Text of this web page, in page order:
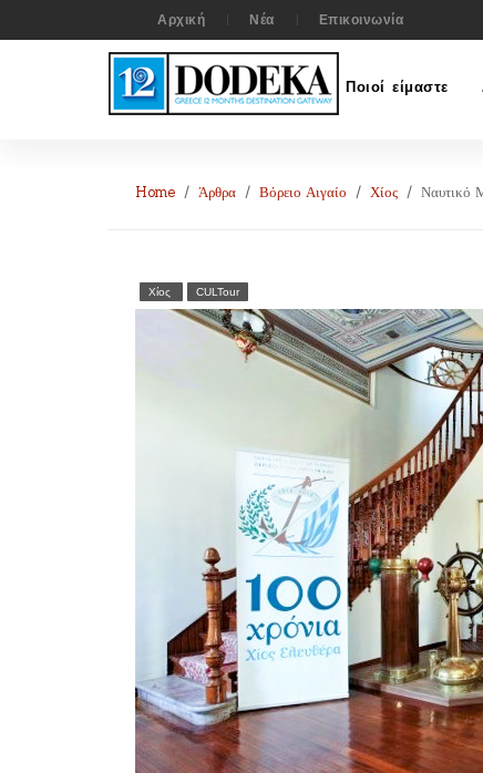
Αρχική Νέα Επικοινωνία
Ποιοί είμαστε
Home Άρθρα Βόρειο Αιγαίο Χίος Ναυτικό
Χίος CULTour